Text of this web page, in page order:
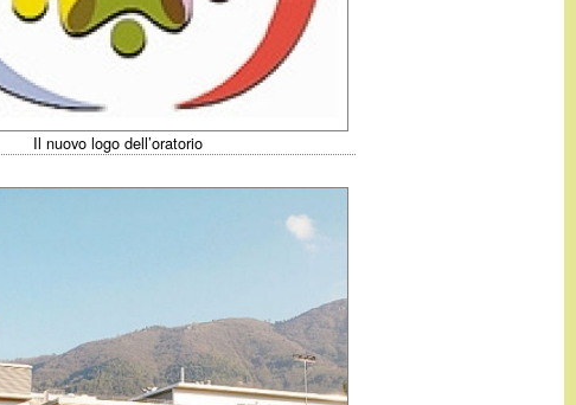
Il nuovo logo dell’oratorio